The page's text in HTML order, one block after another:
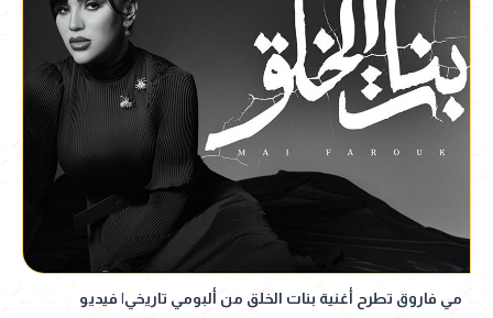
مي فاروق تطرح أغنية بنات الخلق من ألبومي تاريخي| فيديو